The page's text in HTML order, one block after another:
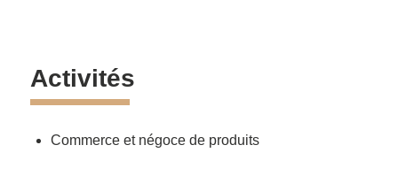
Activités
Commerce et négoce de produits